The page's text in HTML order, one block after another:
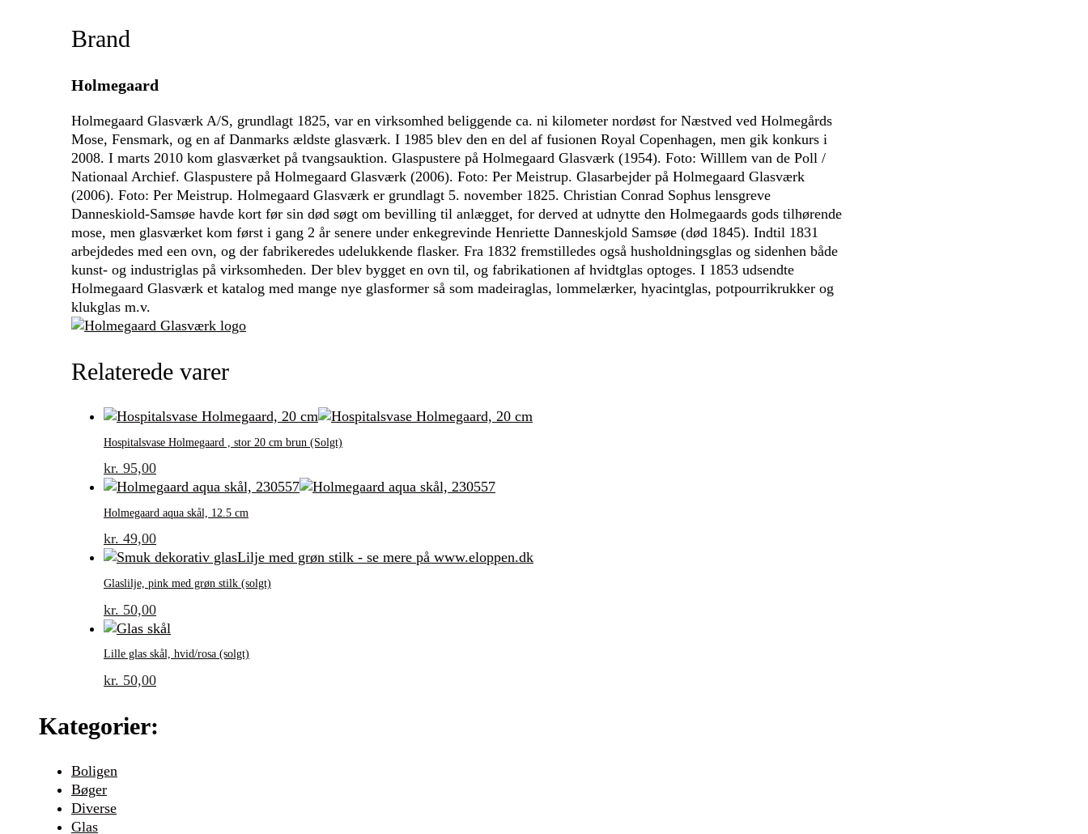
Brand
Holmegaard
Holmegaard Glasværk A/S, grundlagt 1825, var en virksomhed beliggende ca. ni kilometer nordøst for Næstved ved Holmegårds
Mose, Fensmark, og en af Danmarks ældste glasværk. I 1985 blev den en del af fusionen Royal Copenhagen, men gik konkurs i
2008. I marts 2010 kom glasværket på tvangsauktion. Glaspustere på Holmegaard Glasværk (1954). Foto: Willlem van de Poll /
Nationaal Archief. Glaspustere på Holmegaard Glasværk (2006). Foto: Per Meistrup. Glasarbejder på Holmegaard Glasværk
(2006). Foto: Per Meistrup. Holmegaard Glasværk er grundlagt 5. november 1825. Christian Conrad Sophus lensgreve
Danneskiold-Samsøe havde kort før sin død søgt om bevilling til anlægget, for derved at udnytte den Holmegaards gods tilhørende
mose, men glasværket kom først i gang 2 år senere under enkegrevinde Henriette Danneskjold Samsøe (død 1845). Indtil 1831
arbejdedes med een ovn, og der fabrikeredes udelukkende flasker. Fra 1832 fremstilledes også husholdningsglas og sidenhen både
kunst- og industriglas på virksomheden. Der blev bygget en ovn til, og fabrikationen af hvidtglas optoges. I 1853 udsendte
Holmegaard Glasværk et katalog med mange nye glasformer så som madeiraglas, lommelærker, hyacintglas, potpourrikrukker og
klukglas m.v.
Relaterede varer
Hospitalsvase Holmegaard , stor 20 cm brun (Solgt)
kr. 95,00
Holmegaard aqua skål, 12.5 cm
kr. 49,00
Glaslilje, pink med grøn stilk (solgt)
kr. 50,00
Lille glas skål, hvid/rosa (solgt)
kr. 50,00
Kategorier:
Boligen
Bøger
Diverse
Glas